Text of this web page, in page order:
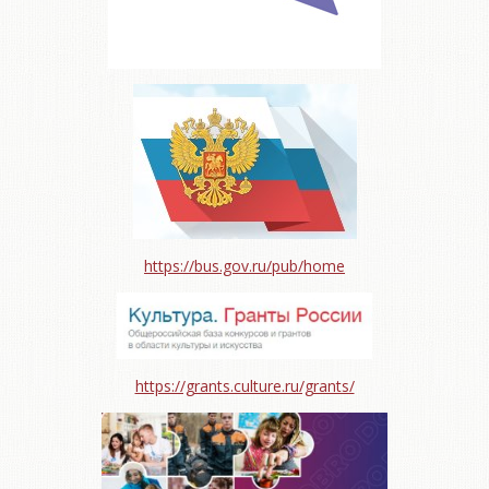
https://bus.gov.ru/pub/home
https://grants.culture.ru/grants/